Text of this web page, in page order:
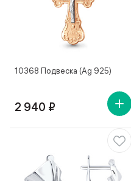
10368 Подвеска (Ag 925)
2 940 ₽